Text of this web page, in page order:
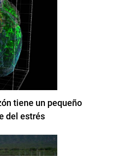
tiene un pequeño
del estrés